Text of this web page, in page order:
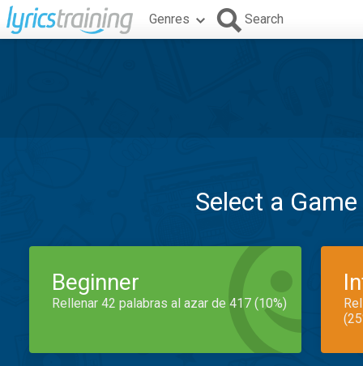
Genres Search
Select a
Beginner
Rellenar 42 palabras al azar de 417 (10%)